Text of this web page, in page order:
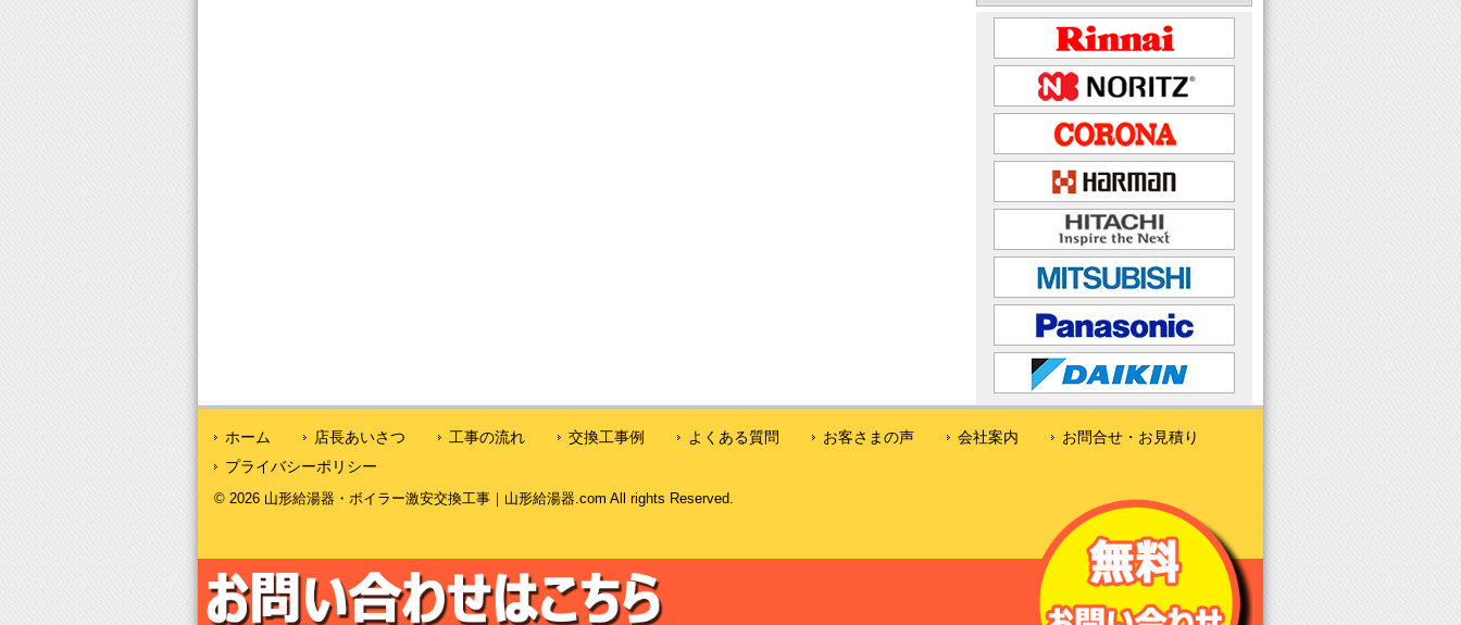
ホーム 店長あいさつ 工事の流れ 交換工事例 よくある質問 お客さまの声 会社案内
お問合せ・お見積り
プライバシーポリシー
© 2026 山形給湯器・ボイラー激安交換工事｜山形給湯器.com All rights Reserved.